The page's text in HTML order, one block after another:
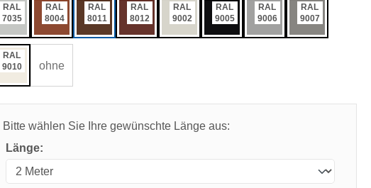
RAL
7035
RAL
8004
RAL
8011
RAL
8012
RAL
9002
RAL
9005
RAL
9006
RAL
9007
RAL
9010
ohne
Bitte wählen Sie Ihre gewünschte Länge aus:
Länge: